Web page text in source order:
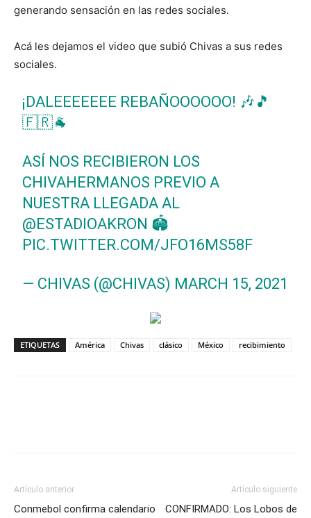
generando sensación en las redes sociales.
Acá les dejamos el video que subió Chivas a sus redes
sociales.
¡DALEEEEEEE REBAÑOOOOOO! 🎶🎵
🇫🇷🐐
ASÍ NOS RECIBIERON LOS
CHIVAHERMANOS PREVIO A
NUESTRA LLEGADA AL
@ESTADIOAKRON 🏟
PIC.TWITTER.COM/JFO16MS58F
— CHIVAS (@CHIVAS) MARCH 15, 2021
ETIQUETAS América Chivas clásico México recibimiento
Artículo anterior
Conmebol confirma calendario
Artículo siguiente
CONFIRMADO: Los Lobos de